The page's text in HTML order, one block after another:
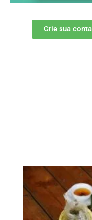
Crie sua conta